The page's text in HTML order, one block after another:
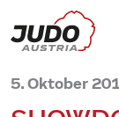
5. Oktober